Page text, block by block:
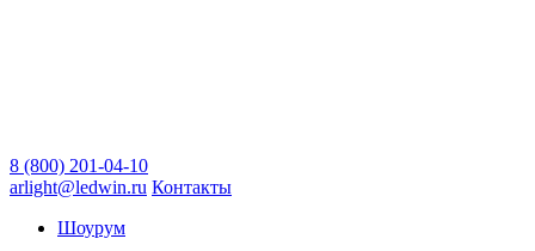
8 (800) 201-04-10
arlight@ledwin.ru Контакты
Шоурум